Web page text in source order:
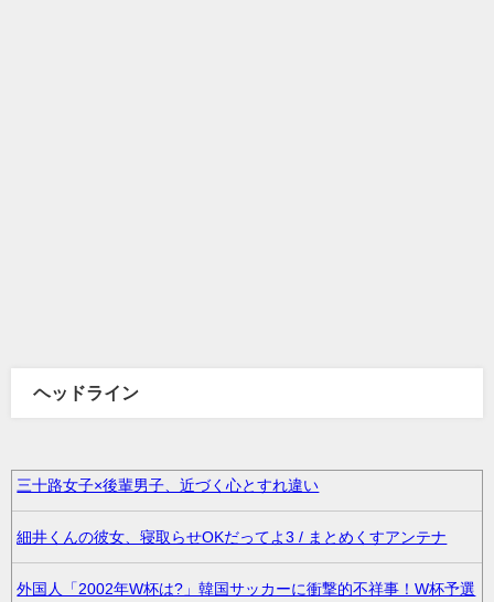
ヘッドライン
三十路女子×後輩男子、近づく心とすれ違い
細井くんの彼女、寝取らせOKだってよ3 / まとめくすアンテナ
外国人「2002年W杯は?」韓国サッカーに衝撃的不祥事！W杯予選